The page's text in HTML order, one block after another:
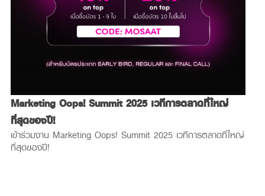
Marketing Oops! Summit 2025 เวทีการตลาดที่ใหญ่
ที่สุดของปี!
เข้าร่วมงาน Marketing Oops! Summit 2025 เวทีการตลาดที่ใหญ่
ที่สุดของปี!